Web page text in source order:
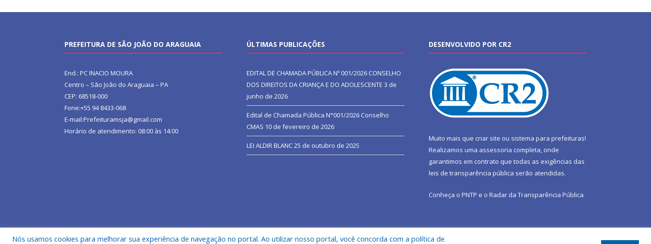
PREFEITURA DE SÃO JOÃO DO ARAGUAIA
End.: PC INACIO MOURA
Centro – São João do Araguaia – PA
CEP: 68518-000
Fone:+55 94 8433-068
E-mail:Prefeituramsja@gmail.com
Horário de atendimento: 08:00 às 14:00
ÚLTIMAS PUBLICAÇÕES
EDITAL DE CHAMADA PÚBLICA Nº 001/2026 CONSELHO
DOS DIREITOS DA CRIANÇA E DO ADOLESCENTE 3 de
junho de 2026
Edital de Chamada Pública N°001/2026 Conselho
CMAS 10 de fevereiro de 2026
LEI ALDIR BLANC25 de outubro de 2025
DESENVOLVIDO POR CR2
Muito mais que criar site ou sistema para prefeituras!
Realizamos uma assessoria completa, onde
garantimos em contrato que todas as exigências das
leis de transparência pública serão atendidas.
Conheça o PNTP e o Radar da Transparência Pública
Nós usamos cookies para melhorar sua experiência de navegação no portal. Ao utilizar nosso portal, você concorda com a política de